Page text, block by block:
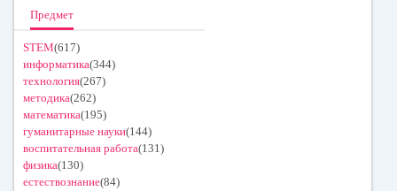
Предмет
STEM(617)
информатика(344)
технология(267)
методика(262)
математика(195)
гуманитарные науки(144)
воспитательная работа(131)
физика(130)
естествознание(84)